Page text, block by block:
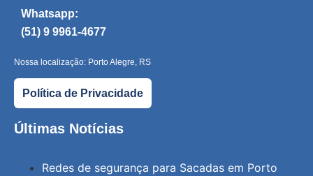
Whatsapp:
(51) 9 9961-4677
Nossa localização: Porto Alegre, RS
Política de Privacidade
Últimas Notícias
Redes de segurança para Sacadas em Porto